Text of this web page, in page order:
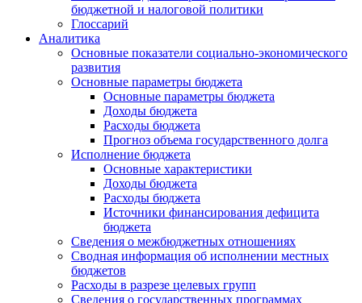
бюджетной и налоговой политики
Глоссарий
Аналитика
Основные показатели социально-экономического
развития
Основные параметры бюджета
Основные параметры бюджета
Доходы бюджета
Расходы бюджета
Прогноз объема государственного долга
Исполнение бюджета
Основные характеристики
Доходы бюджета
Расходы бюджета
Источники финансирования дефицита
бюджета
Сведения о межбюджетных отношениях
Сводная информация об исполнении местных
бюджетов
Расходы в разрезе целевых групп
Сведения о государственных программах